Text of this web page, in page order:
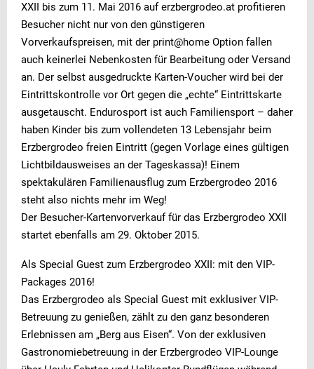
XXII bis zum 11. Mai 2016 auf erzbergrodeo.at profitieren
Besucher nicht nur von den günstigeren
Vorverkaufspreisen, mit der print@home Option fallen
auch keinerlei Nebenkosten für Bearbeitung oder Versand
an. Der selbst ausgedruckte Karten-Voucher wird bei der
Eintrittskontrolle vor Ort gegen die „echte“ Eintrittskarte
ausgetauscht. Endurosport ist auch Familiensport – daher
haben Kinder bis zum vollendeten 13 Lebensjahr beim
Erzbergrodeo freien Eintritt (gegen Vorlage eines gültigen
Lichtbildausweises an der Tageskassa)! Einem
spektakulären Familienausflug zum Erzbergrodeo 2016
steht also nichts mehr im Weg!
Der Besucher-Kartenvorverkauf für das Erzbergrodeo XXII
startet ebenfalls am 29. Oktober 2015.
Als Special Guest zum Erzbergrodeo XXII: mit den VIP-
Packages 2016!
Das Erzbergrodeo als Special Guest mit exklusiver VIP-
Betreuung zu genießen, zählt zu den ganz besonderen
Erlebnissen am „Berg aus Eisen“. Von der exklusiven
Gastronomiebetreuung in der Erzbergrodeo VIP-Lounge